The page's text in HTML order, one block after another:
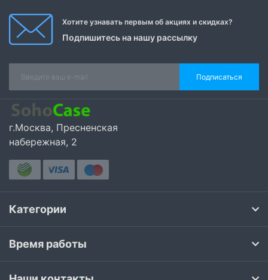
Хотите узнавать первым об акциях и скидках?
Подпишитесь на нашу рассылку
Подписаться
г.Москва, Пресненская
набережная, 2
Категории
Время работы